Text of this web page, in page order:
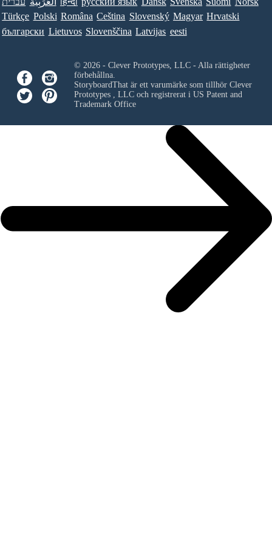
Türkçe Polski Româna Ceština Slovenský Magyar Hrvatski
български Lietuvos Slovenščina Latvijas eesti
© 2026 - Clever Prototypes, LLC - Alla rättigheter
förbehållna.
StoryboardThat är ett varumärke som tillhör Clever
Prototypes , LLCoch registrerat i US Patent and
Trademark Office